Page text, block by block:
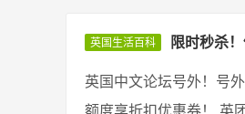
英国生活百科 限时秒杀
英国中文论坛号外！号
额度享折扣优惠券！ 英